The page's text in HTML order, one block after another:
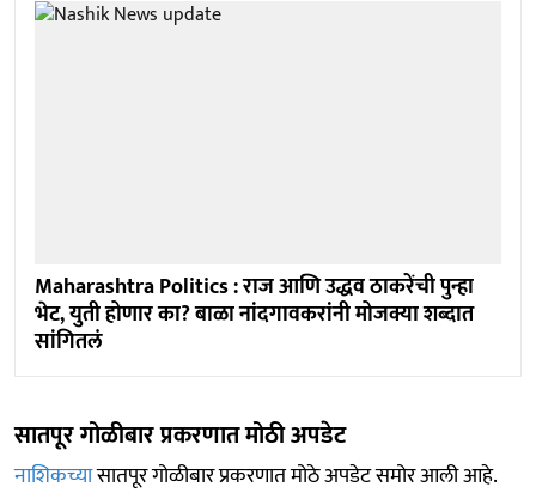
Maharashtra Politics : राज आणि उद्धव ठाकरेंची पुन्हा
भेट, युती होणार का? बाळा नांदगावकरांनी मोजक्या शब्दात
सांगितलं
सातपूर गोळीबार प्रकरणात मोठी अपडेट
नाशिकच्यासातपूर गोळीबार प्रकरणात मोठे अपडेट समोर आली आहे.